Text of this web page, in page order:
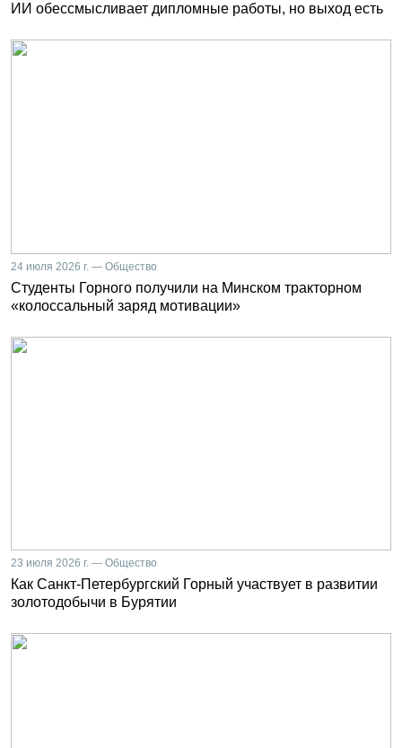
ИИ обессмысливает дипломные работы, но выход есть
24 июля 2026 г. — Общество
Студенты Горного получили на Минском тракторном
«колоссальный заряд мотивации»
23 июля 2026 г. — Общество
Как Санкт-Петербургский Горный участвует в развитии
золотодобычи в Бурятии